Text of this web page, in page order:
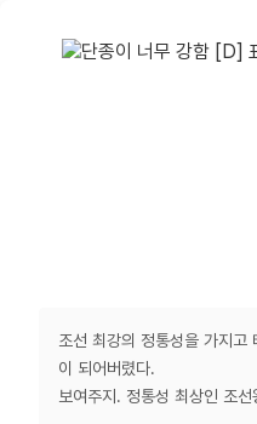
조선 최강의 정통성을 가지고
이 되어버렸다.
보여주지. 정통성 최상인 조